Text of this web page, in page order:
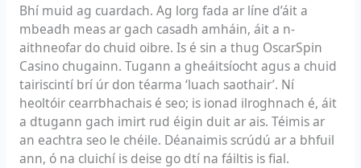
Bhí muid ag cuardach. Ag lorg fada ar líne d’áit a
mbeadh meas ar gach casadh amháin, áit a n-
aithneofar do chuid oibre. Is é sin a thug OscarSpin
Casino chugainn. Tugann a gheáitsíocht agus a chuid
tairiscintí brí úr don téarma ‘luach saothair’. Ní
heoltóir cearrbhachais é seo; is ionad ilroghnach é, áit
a dtugann gach imirt rud éigin duit ar ais. Téimis ar
an eachtra seo le chéile. Déanaimis scrúdú ar a bhfuil
ann, ó na cluichí is deise go dtí na fáiltis is fial.